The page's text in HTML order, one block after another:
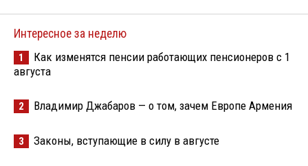
Интересное за неделю
1
Как изменятся пенсии работающих пенсионеров с 1
августа
2 Владимир Джабаров — о том, зачем Европе Армения
3 Законы, вступающие в силу в августе